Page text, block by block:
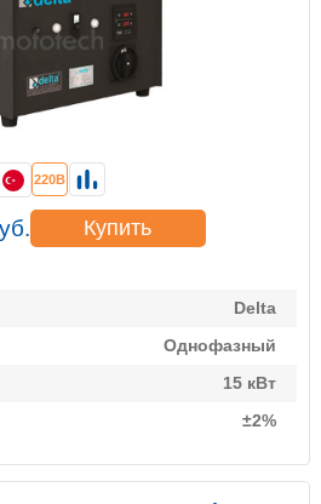
Delta
Однофазный
15 кВт
±2%
220В
Купить